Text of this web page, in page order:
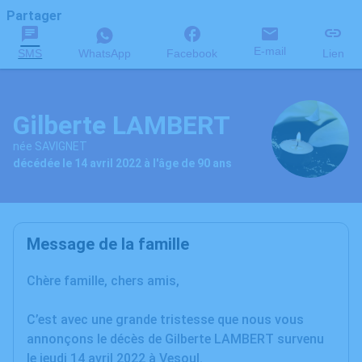
Partager
SMS WhatsApp Facebook E-mail Lien
Gilberte LAMBERT
née SAVIGNET
décédée le 14 avril 2022 à l'âge de 90 ans
Message de la famille
Chère famille, chers amis,
C’est avec une grande tristesse que nous vous
annonçons le décès de Gilberte LAMBERT survenu
le jeudi 14 avril 2022 à Vesoul.